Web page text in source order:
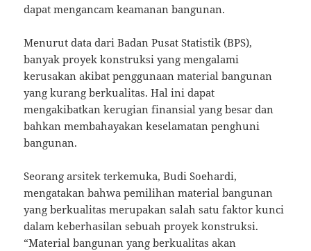
dapat mengancam keamanan bangunan.
Menurut data dari Badan Pusat Statistik (BPS),
banyak proyek konstruksi yang mengalami
kerusakan akibat penggunaan material bangunan
yang kurang berkualitas. Hal ini dapat
mengakibatkan kerugian finansial yang besar dan
bahkan membahayakan keselamatan penghuni
bangunan.
Seorang arsitek terkemuka, Budi Soehardi,
mengatakan bahwa pemilihan material bangunan
yang berkualitas merupakan salah satu faktor kunci
dalam keberhasilan sebuah proyek konstruksi.
“Material bangunan yang berkualitas akan